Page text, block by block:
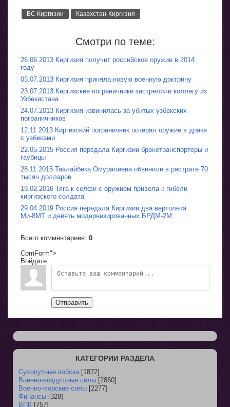
ВС Киргизии Казахстан-Киргизия
Смотри по теме:
26.06.2013 Киргизия получит российское оружие в 2014
году
05.07.2013 Киргизия приняла новую военную доктрину
23.07.2013 Киргизские пограничники застрелили коллегу из
Узбекистана
24.07.2013 Киргизия извинилась за убитых узбекских
пограничников
12.11.2013 Киргизский пограничник потерял оружие в драке
с узбеками
22.05.2015 Россия передала Киргизии бронетранспортеры и
гаубицы
28.11.2015 Таалайбека Омуралиева обвинили в растрате 70
тысяч долларов
19.02.2016 Тяга к селфи с оружием привела к гибели
киргизского солдата
29.04.2019 Россия передала Киргизии два вертолета
Ми-8МТ и девять модернизированных БРДМ-2М
Всего комментариев: 0
ComForm">
Войдите:
Отправить
КАТЕГОРИИ РАЗДЕЛА
Сухопутные войска [1872]
Военно-воздушные силы [2860]
Военно-морские силы [2277]
Финансы [328]
ВПК [757]